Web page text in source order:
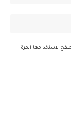
لاستخدامها المرة